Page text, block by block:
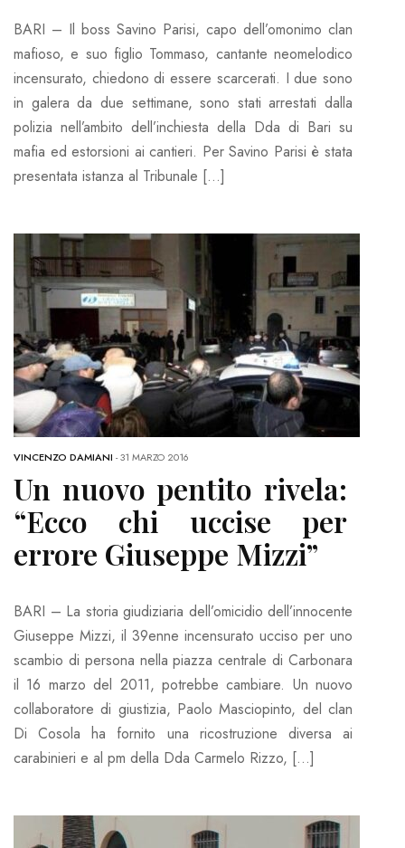
BARI – Il boss Savino Parisi, capo dell’omonimo clan
mafioso, e suo figlio Tommaso, cantante neomelodico
incensurato, chiedono di essere scarcerati. I due sono
in galera da due settimane, sono stati arrestati dalla
polizia nell’ambito dell’inchiesta della Dda di Bari su
mafia ed estorsioni ai cantieri. Per Savino Parisi è stata
presentata istanza al Tribunale […]
VINCENZO DAMIANI -31 MARZO 2016
Un nuovo pentito rivela:
“Ecco chi uccise per
errore Giuseppe Mizzi”
BARI – La storia giudiziaria dell’omicidio dell’innocente
Giuseppe Mizzi, il 39enne incensurato ucciso per uno
scambio di persona nella piazza centrale di Carbonara
il 16 marzo del 2011, potrebbe cambiare. Un nuovo
collaboratore di giustizia, Paolo Masciopinto, del clan
Di Cosola ha fornito una ricostruzione diversa ai
carabinieri e al pm della Dda Carmelo Rizzo, […]